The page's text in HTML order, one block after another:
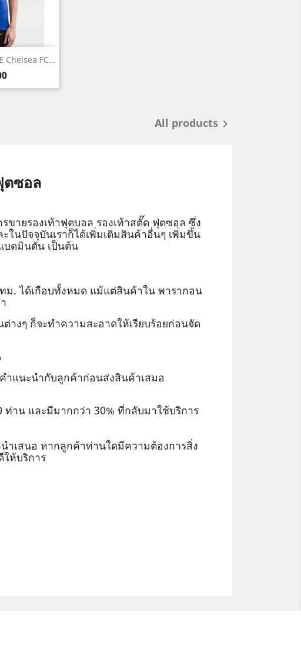
Chelsea FC...
งย่อ
All products 
ตซอล
ขายรองเท้าฟุตบอล รองเท้าสตั๊ด ฟุตซอล ซึ่ง
นปัจจุบันเราก็ได้เพิ่มเติมสินค้าอื่นๆ เพิ่มขึ้น
บดมินตัน เป็นต้น
ม. ได้เกือบทั้งหมด แม้แต่สินค้าใน พารากอน
างๆ ก็จะทำความสะอาดให้เรียบร้อยก่อนจัด
ำแนะนำกับลูกค้าก่อนส่งสินค้าเสมอ
ท่าน และมีมากกว่า 30% ที่กลับมาใช้บริการ
ำเสนอ หากลูกค้าท่านใดมีความต้องการสิ่ง
ให้บริการ